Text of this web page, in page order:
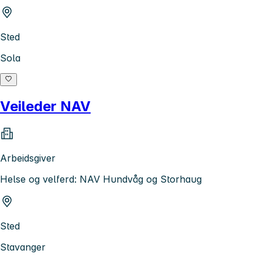
Sted
Sola
Veileder NAV
Arbeidsgiver
Helse og velferd: NAV Hundvåg og Storhaug
Sted
Stavanger